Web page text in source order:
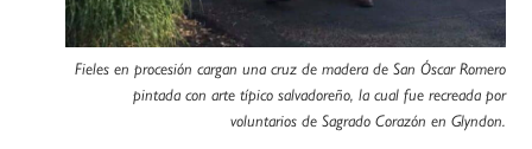
Fieles en procesión cargan una cruz de madera de San Óscar Romero
pintada con arte típico salvadoreño, la cual fue recreada por
voluntarios de Sagrado Corazón en Glyndon.